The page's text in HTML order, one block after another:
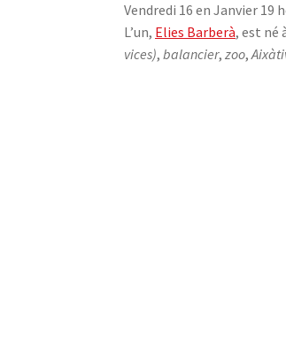
Vendredi 16 en Janvier 19
L’un, Elies Barberà, est né
vices),balancier,zoo,